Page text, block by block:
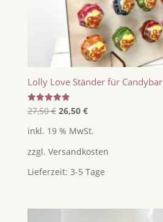
Lolly Love Ständer für Candybar
Bewertet
mit
von 5
27,50€ Ursprünglicher
27,50 €
26,50 €Aktueller
26,50 €.
inkl. 19 % MwSt.
zzgl. Versandkosten
Lieferzeit: 3-5 Tage